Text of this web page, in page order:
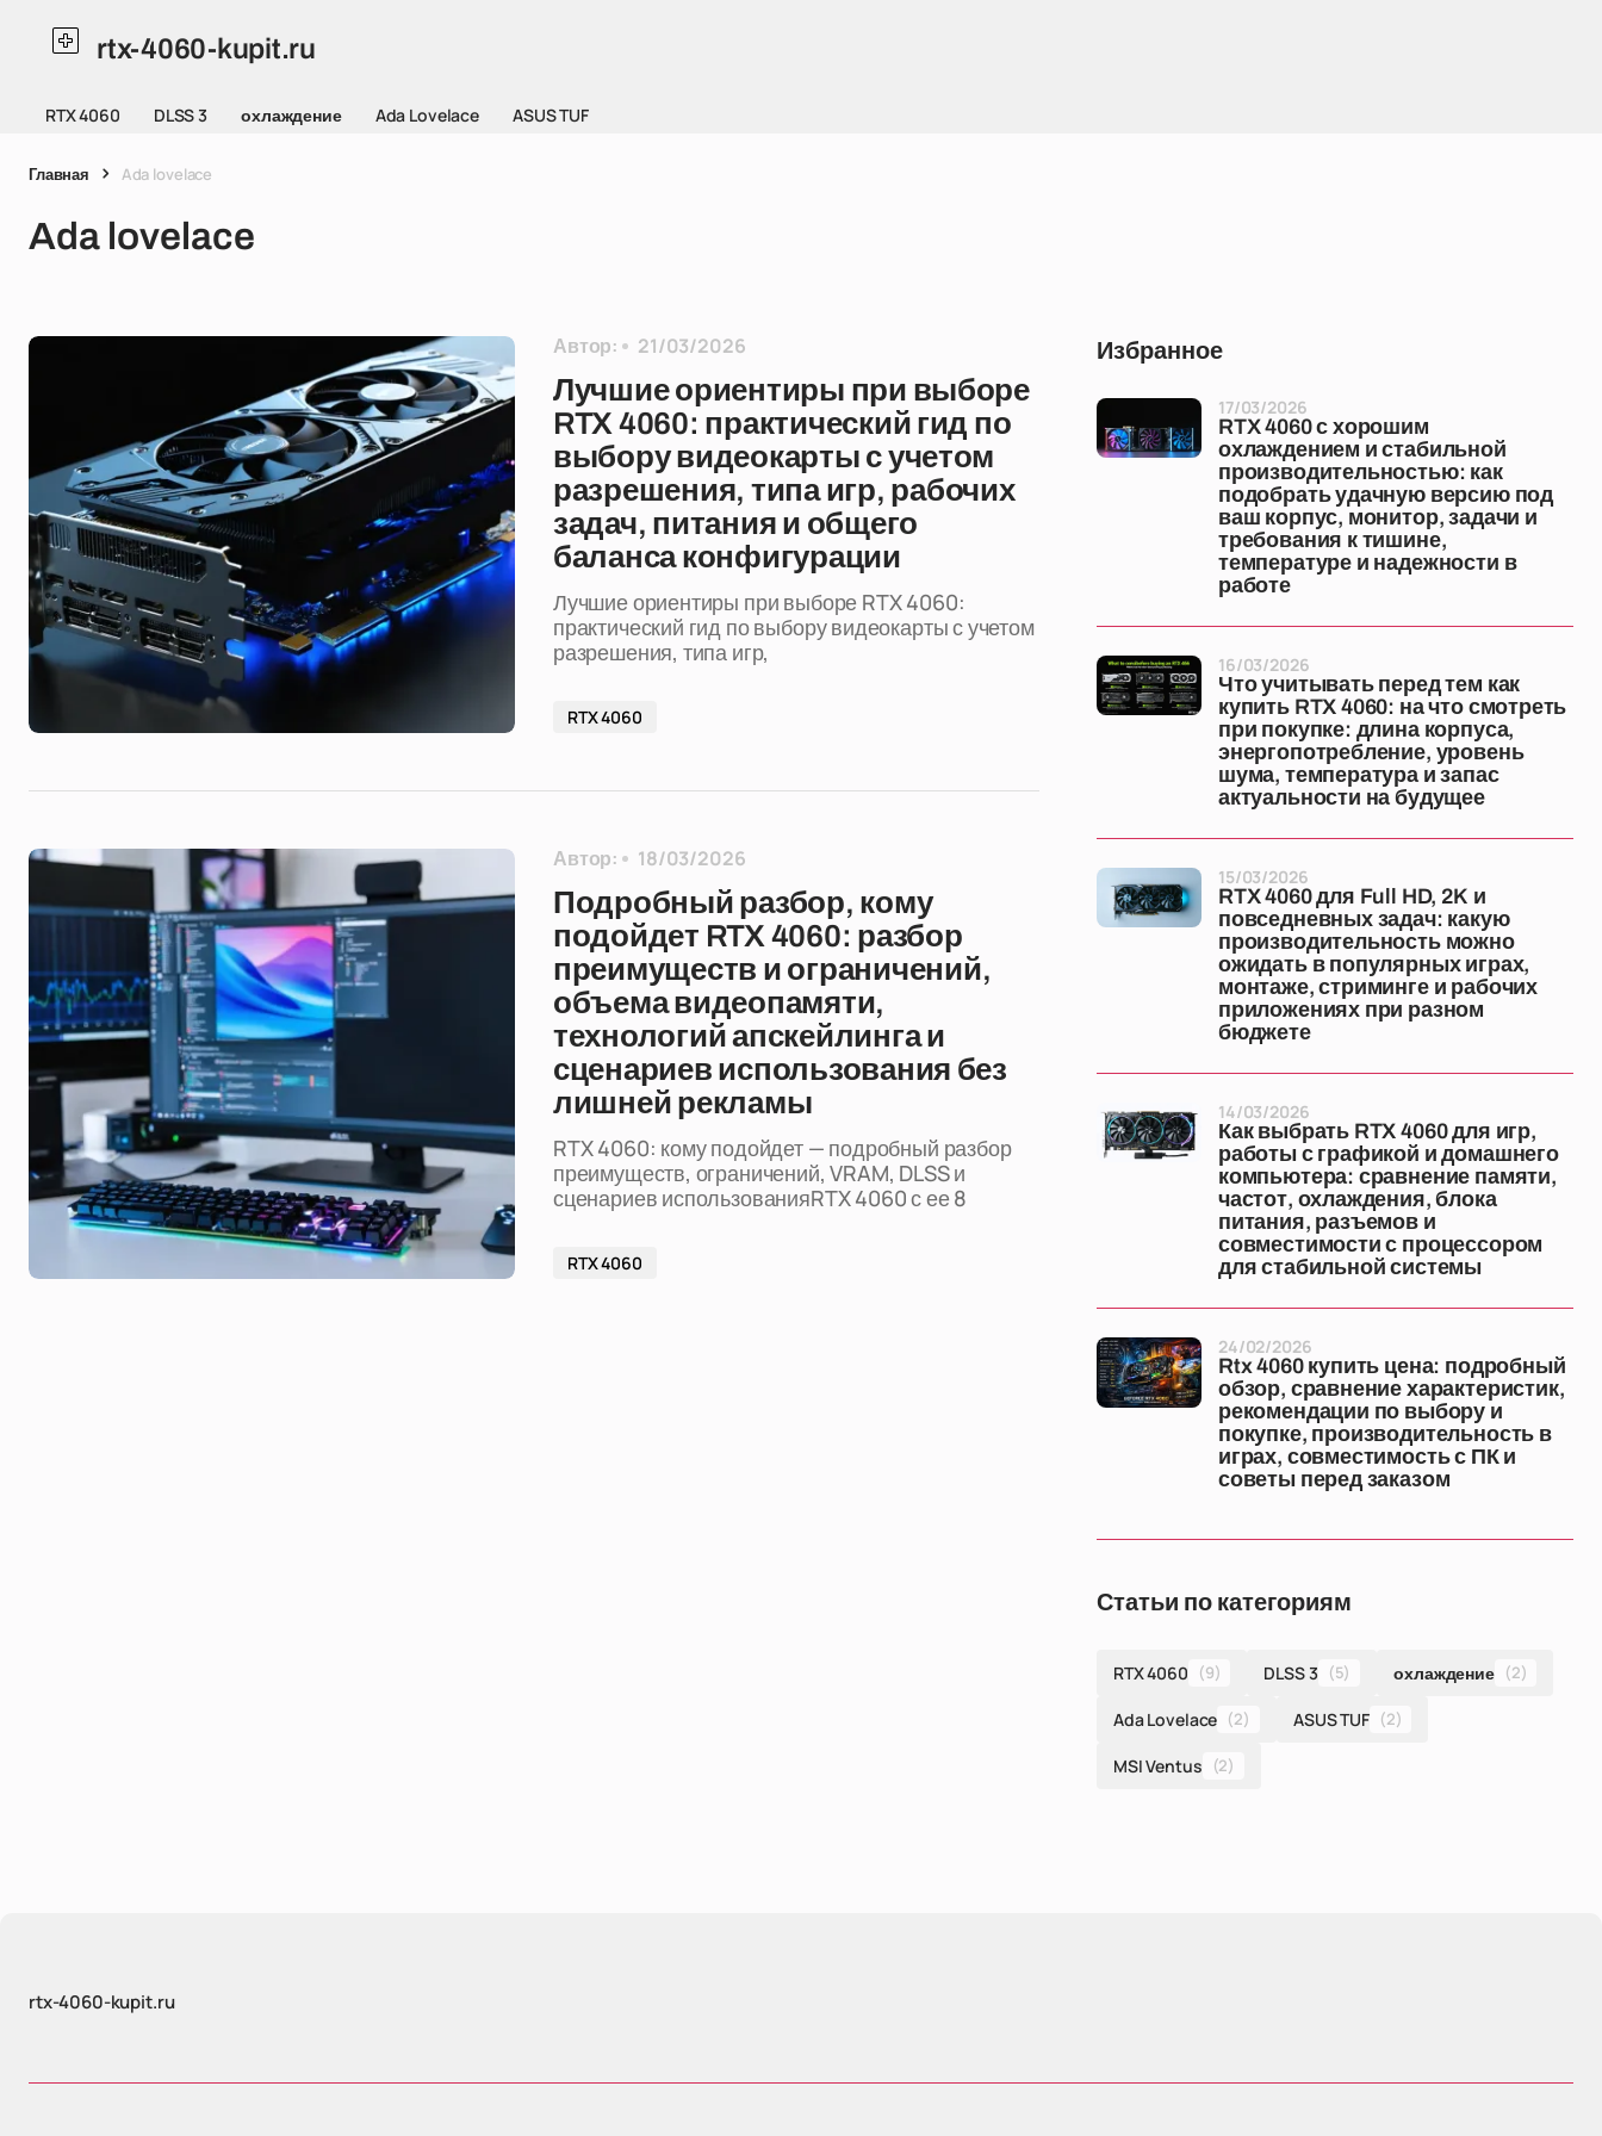
rtx-4060-kupit.ru
RTX 4060 DLSS 3 охлаждение Ada Lovelace ASUS TUF
Главная Ada lovelace
Ada lovelace
Автор: 21/03/2026
Лучшие ориентиры при выборе
RTX 4060: практический гид по
выбору видеокарты с учетом
разрешения, типа игр, рабочих
задач, питания и общего
баланса конфигурации
Лучшие ориентиры при выборе RTX 4060:
практический гид по выбору видеокарты с учетом
разрешения, типа игр,
RTX 4060
Автор: 18/03/2026
Подробный разбор, кому
подойдет RTX 4060: разбор
преимуществ и ограничений,
объема видеопамяти,
технологий апскейлинга и
сценариев использования без
лишней рекламы
RTX 4060: кому подойдет — подробный разбор
преимуществ, ограничений, VRAM, DLSS и
сценариев использованияRTX 4060 с ее 8
RTX 4060
Избранное
RTX 4060 с хорошим
охлаждением и стабильной
производительностью: как
подобрать удачную версию под
ваш корпус, монитор, задачи и
требования к тишине,
температуре и надежности в
работе
17/03/2026
Что учитывать перед тем как
купить RTX 4060: на что смотреть
при покупке: длина корпуса,
энергопотребление, уровень
шума, температура и запас
актуальности на будущее
16/03/2026
RTX 4060 для Full HD, 2K и
повседневных задач: какую
производительность можно
ожидать в популярных играх,
монтаже, стриминге и рабочих
приложениях при разном
бюджете
15/03/2026
Как выбрать RTX 4060 для игр,
работы с графикой и домашнего
компьютера: сравнение памяти,
частот, охлаждения, блока
питания, разъемов и
совместимости с процессором
для стабильной системы
14/03/2026
Rtx 4060 купить цена: подробный
обзор, сравнение характеристик,
рекомендации по выбору и
покупке, производительность в
играх, совместимость с ПК и
советы перед заказом
24/02/2026
Статьи по категориям
RTX 4060 (9) DLSS 3 (5) охлаждение (2)
Ada Lovelace (2) ASUS TUF (2)
MSI Ventus (2)
rtx-4060-kupit.ru